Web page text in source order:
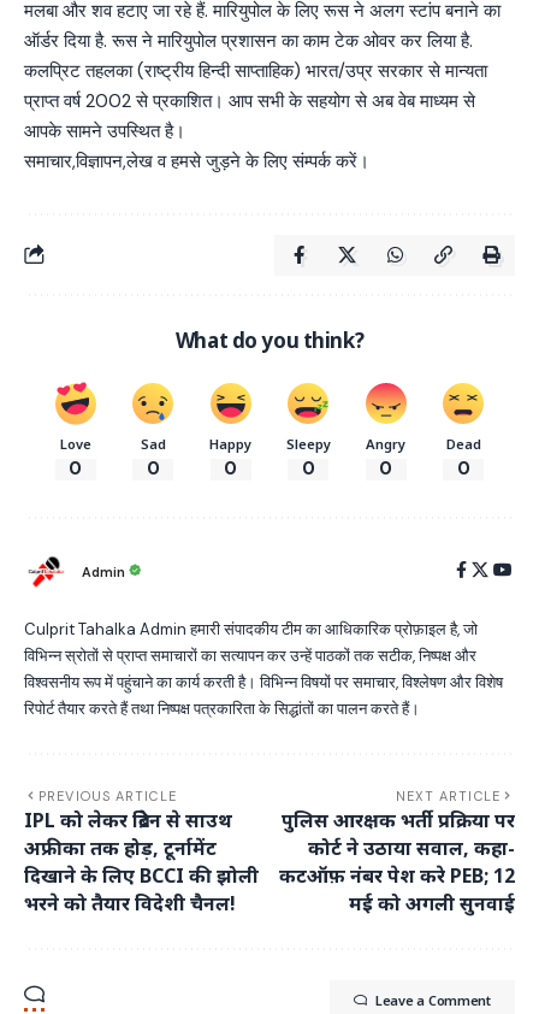
मलबा और शव हटाए जा रहे हैं. मारियुपोल के लिए रूस ने अलग स्टांप बनाने का
ऑर्डर दिया है. रूस ने मारियुपोल प्रशासन का काम टेक ओवर कर लिया है.
कलप्रिट तहलका (राष्ट्रीय हिन्दी साप्ताहिक) भारत/उप्र सरकार से मान्यता
प्राप्त वर्ष 2002 से प्रकाशित। आप सभी के सहयोग से अब वेब माध्यम से
आपके सामने उपस्थित है।
समाचार,विज्ञापन,लेख व हमसे जुड़ने के लिए संम्पर्क करें।
What do you think?
Love
0
Sad
0
Happy
0
Sleepy
0
Angry
0
Dead
0
Admin
Culprit Tahalka Admin हमारी संपादकीय टीम का आधिकारिक प्रोफ़ाइल है, जो
विभिन्न स्रोतों से प्राप्त समाचारों का सत्यापन कर उन्हें पाठकों तक सटीक, निष्पक्ष और
विश्वसनीय रूप में पहुंचाने का कार्य करती है। विभिन्न विषयों पर समाचार, विश्लेषण और विशेष
रिपोर्ट तैयार करते हैं तथा निष्पक्ष पत्रकारिता के सिद्धांतों का पालन करते हैं।
PREVIOUS ARTICLE
IPL को लेकर ब्रिटेन से साउथ
अफ्रीका तक होड़, टूर्नामेंट
दिखाने के लिए BCCI की झोली
भरने को तैयार विदेशी चैनल!
NEXT ARTICLE
पुलिस आरक्षक भर्ती प्रक्रिया पर
कोर्ट ने उठाया सवाल, कहा-
कटऑफ़ नंबर पेश करे PEB; 12
मई को अगली सुनवाई
Leave a Comment